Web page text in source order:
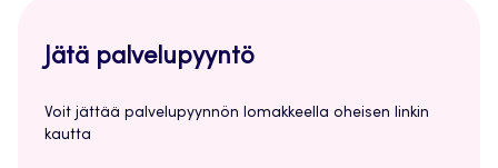
Jätä palvelupyyntö
Voit jättää palvelupyynnön lomakkeella oheisen linkin
kautta